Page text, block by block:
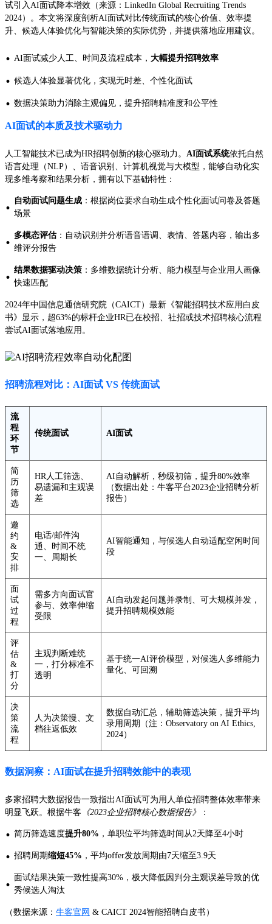
试引入AI面试降本增效（来源：LinkedIn Global Recruiting Trends
2024）。本文将深度剖析AI面试对比传统面试的核心价值、效率提
升、候选人体验优化与智能决策的实际优势，并提供落地应用建议。
· AI面试减少人工、时间及流程成本， 大幅提升招聘效率
· 候选人体验显著优化，实现无时差、个性化面试
· 数据决策助力消除主观偏见，提升招聘精准度和公平性
AI面试的本质及技术驱动力
人工智能技术已成为HR招聘创新的核心驱动力。 AI面试系统依托自然
语言处理（NLP）、语音识别、计算机视觉与大模型，能够自动化实
现多维考察和结果分析，拥有以下基础特性：
· 自动面试问题生成 ：根据岗位要求自动生成个性化面试问卷及答题
场景
· 多模态评估：自动识别并分析语音语调、表情、答题内容，输出多
维评分报告
· 结果数据驱动决策 ：多维数据统计分析、能力模型与企业用人画像
快速匹配
2024年中国信息通信研究院（CAICT）最新《智能招聘技术应用白皮
书》显示，超63%的标杆企业HR已在校招、社招或技术招聘核心流程
尝试AI面试落地应用。
招聘流程对比：AI面试 VS 传统面试
流
程
环
节
传统面试 AI面试
简
历
筛
选
HR人工筛选、
易遗漏和主观误
差
AI自动解析，秒级初筛，提升80%效率
（数据出处：牛客平台2023企业招聘分析
报告）
邀
约
&
安
排
电话/邮件沟
通、时间不统
一、周期长
AI智能通知，与候选人自动适配空闲时间
段
面
试
过
程
需多方向面试官
参与、效率伸缩
受限
AI自动发起问题并录制、可大规模并发，
提升招聘规模效能
评
估
&
打
分
主观判断难统
一，打分标准不
透明
基于统一AI评价模型，对候选人多维能力
量化、可回溯
决
策
流
程
人为决策慢、文
档往返低效
数据自动汇总，辅助筛选决策，提升平均
录用周期（注：Observatory on AI Ethics,
2024）
数据洞察：AI面试在提升招聘效能中的表现
多家招聘大数据报告一致指出AI面试可为用人单位招聘整体效率带来
明显飞跃。根据牛客 《2023企业招聘核心数据报告》 ：
· 简历筛选速度提升80% ，单职位平均筛选时间从2天降至4小时
· 招聘周期缩短45% ，平均offer发放周期由7天缩至3.9天
· 面试结果决策一致性提高30%，极大降低因判分主观误差导致的优
秀候选人淘汰
（数据来源： 牛客官网 & CAICT 2024智能招聘白皮书）